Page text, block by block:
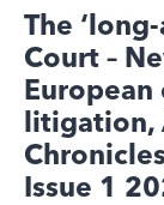
The
Court –
litigation,
Issue 1